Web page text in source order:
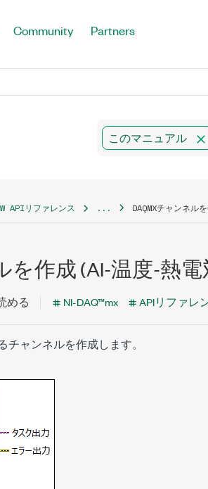
Community Partners
このマニュアル
APIリファレンス ... DAQMXチャンネ
を作成 (AI-温度-熱電
める NI-DAQ™mx APIリファレ
チャンネルを作成します。